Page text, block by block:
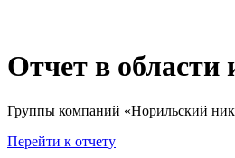
Отчет в области
Группы компаний «Норильский
Перейти к отчету